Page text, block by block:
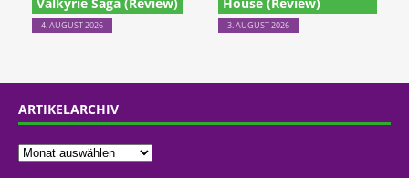
4. AUGUST 2026 3. AUGUST 2026
ARTIKELARCHIV